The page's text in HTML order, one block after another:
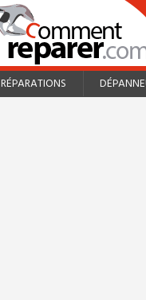
RÉPARATIONS